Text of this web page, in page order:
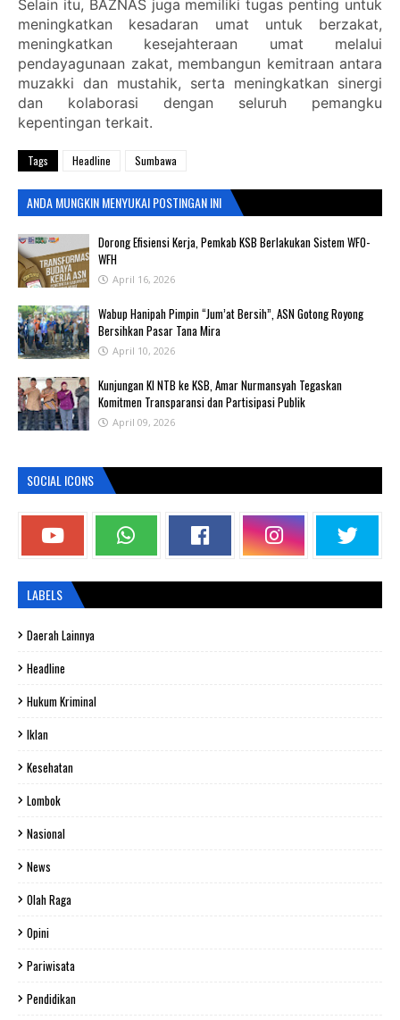
Selain itu, BAZNAS juga memiliki tugas penting untuk
meningkatkan kesadaran umat untuk berzakat,
meningkatkan kesejahteraan umat melalui
pendayagunaan zakat, membangun kemitraan antara
muzakki dan mustahik, serta meningkatkan sinergi
dan kolaborasi dengan seluruh pemangku
kepentingan terkait.
Tags Headline Sumbawa
ANDA MUNGKIN MENYUKAI POSTINGAN INI
‎Dorong Efisiensi Kerja, Pemkab KSB Berlakukan Sistem WFO-
WFH ‎
April 16, 2026
Wabup Hanipah Pimpin “Jum’at Bersih”, ASN Gotong Royong
Bersihkan Pasar Tana Mira
April 10, 2026
Kunjungan KI NTB ke KSB, Amar Nurmansyah Tegaskan
Komitmen Transparansi dan Partisipasi Publik
April 09, 2026
SOCIAL ICONS
LABELS
Daerah Lainnya
Headline
Hukum Kriminal
Iklan
Kesehatan
Lombok
Nasional
News
Olah Raga
Opini
Pariwisata
Pendidikan